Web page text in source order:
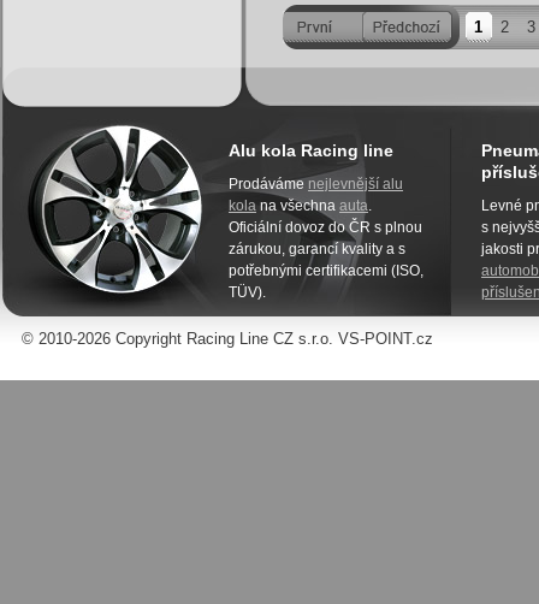
1 2 3
Alu kola Racing line
Prodáváme nejlevnější alu
kola na všechna auta.
Oficiální dovoz do ČR s plnou
zárukou, garancí kvality a s
potřebnými certifikacemi (ISO,
TÜV).
Levné
s
jakosti
© 2010-2026 Copyright Racing Line CZ s.r.o. VS-POINT.cz